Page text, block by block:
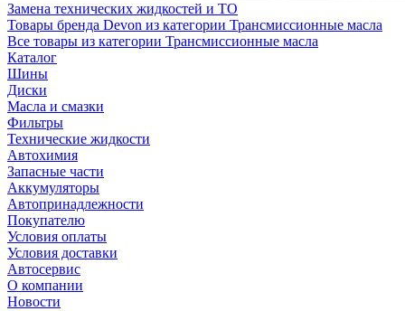
Замена технических жидкостей и ТО
Товары бренда Devon из категории Трансмиссионные масла
Все товары из категории Трансмиссионные масла
Каталог
Шины
Диски
Масла и смазки
Фильтры
Технические жидкости
Автохимия
Запасные части
Аккумуляторы
Автопринадлежности
Покупателю
Условия оплаты
Условия доставки
Автосервис
О компании
Новости